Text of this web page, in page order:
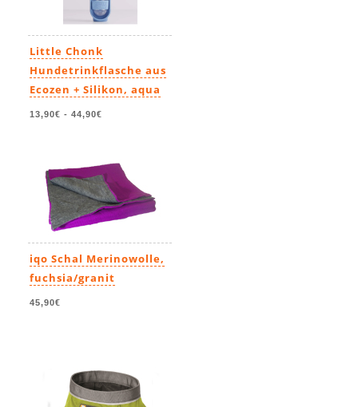
Little Chonk
Hundetrinkflasche aus
Ecozen + Silikon, aqua
13,90€ - 44,90€
iqo Schal Merinowolle,
fuchsia/granit
45,90€